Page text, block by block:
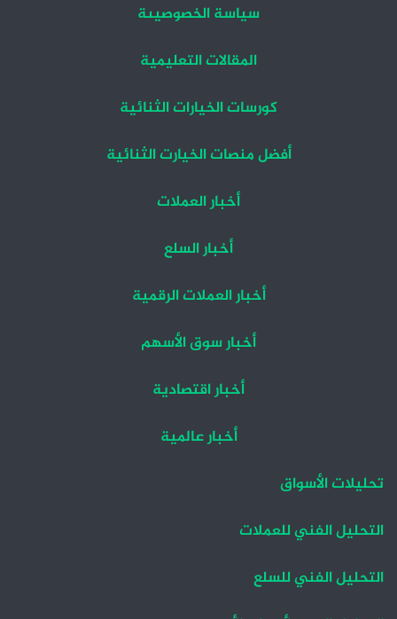
سياسة الخصوصيىة
المقالات التعليمية
كورسات الخيارات الثنائية
أفضل منصات الخيارت الثنائية
أخبار العملات
أخبار السلع
أخبار العملات الرقمية
أخبار سوق الأسهم
أخبار اقتصادية
أخبار عالمية
تحليلات الأسواق
التحليل الفني للعملات
التحليل الفني للسلع